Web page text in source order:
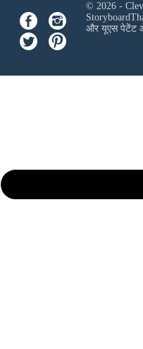
© 2026 -
और यूएस पेटेंट